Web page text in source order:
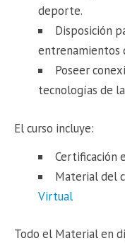
deporte.
Disposición
entrenamientos
Poseer
tecnologías de
El curso incluye:
Certificación
Material del
Virtual
Todo el Material en